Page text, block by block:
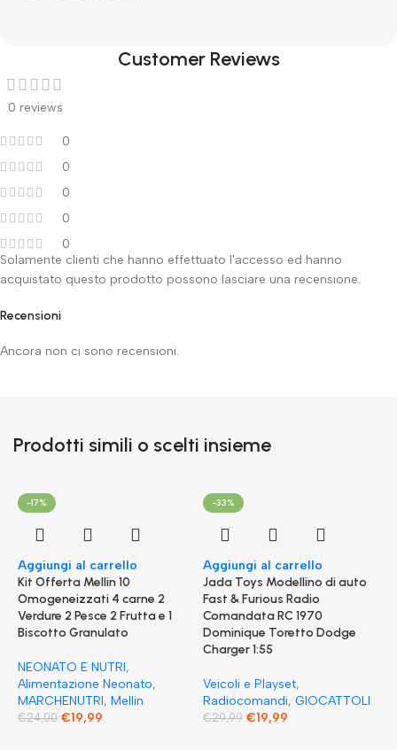
Customer Reviews
0 reviews
0
0
0
0
0
Recensioni
Ancora non ci sono recensioni.
Solamente clienti che hanno effettuato l'accesso ed hanno
acquistato questo prodotto possono lasciare una recensione.
Prodotti simili o scelti insieme
-17%
Aggiungi al carrello
Kit Offerta Mellin 10
Omogeneizzati 4 carne 2
Verdure 2 Pesce 2 Frutta e 1
Biscotto Granulato
NEONATO E NUTRI,
Alimentazione Neonato,
MARCHENUTRI, Mellin
€24,00 €19,99
-33%
Aggiungi al carrello
Jada Toys Modellino di auto
Fast & Furious Radio
Comandata RC 1970
Dominique Toretto Dodge
Charger 1:55
Veicoli e Playset,
Radiocomandi, GIOCATTOLI
€29,99 €19,99